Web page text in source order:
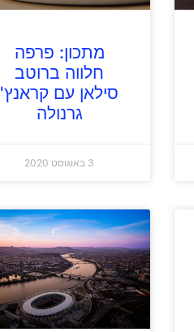
מתכון: פרפה
חלווה ברוטב
סילאן עם קראנץ'
גרנולה
3 באוגוסט 2020